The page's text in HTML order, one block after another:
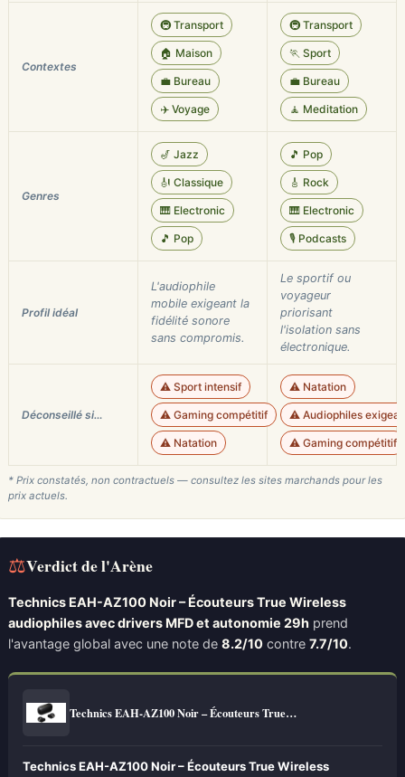
Contextes
🚇 Transport
🏠 Maison
💼 Bureau
✈️ Voyage
🚇 Transport
🏃 Sport
💼 Bureau
🧘 Meditation
Genres
🎷 Jazz
🎻 Classique
🎹 Electronic
🎵 Pop
🎵 Pop
🎸 Rock
🎹 Electronic
🎙️ Podcasts
Profil idéal
L'audiophile
mobile exigeant la
fidélité sonore
sans compromis.
Le sportif ou
voyageur
priorisant
l'isolation sans
électronique.
Déconseillé si…
⚠️ Sport intensif
⚠️ Gaming compétitif
⚠️ Natation
⚠️ Natation
⚠️ Audiophiles
⚠️ Gaming compétitif
* Prix constatés, non contractuels — consultez les sites marchands pour les
prix actuels.
⚖Verdict de l'Arène
Technics EAH-AZ100 Noir – Écouteurs True Wireless
audiophiles avec drivers MFD et autonomie 29h prend
l'avantage global avec une note de 8.2/10 contre 7.7/10.
Technics EAH-AZ100 Noir – Écouteurs True…
Technics EAH-AZ100 Noir – Écouteurs True Wireless